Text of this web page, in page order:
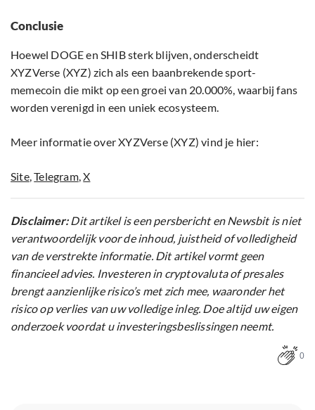
Conclusie
Hoewel DOGE en SHIB sterk blijven, onderscheidt
XYZVerse (XYZ) zich als een baanbrekende sport-
memecoin die mikt op een groei van 20.000%, waarbij fans
worden verenigd in een uniek ecosysteem.
Meer informatie over XYZVerse (XYZ) vind je hier:
Site,Telegram,X
Disclaimer: Dit artikel is een persbericht en Newsbit is niet
verantwoordelijk voor de inhoud, juistheid of volledigheid
van de verstrekte informatie. Dit artikel vormt geen
financieel advies. Investeren in cryptovaluta of presales
brengt aanzienlijke risico’s met zich mee, waaronder het
risico op verlies van uw volledige inleg. Doe altijd uw eigen
onderzoek voordat u investeringsbeslissingen neemt.
0